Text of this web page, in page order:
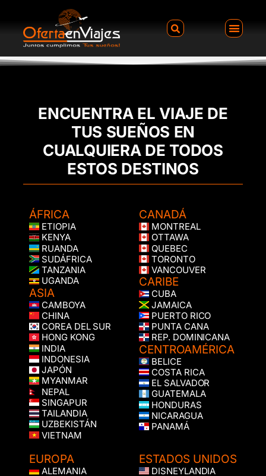
ENCUENTRA EL VIAJE DE
TUS SUEÑOS EN
CUALQUIERA DE TODOS
ESTOS DESTINOS
ÁFRICA
ETIOPIA
KENYA
RUANDA
SUDÁFRICA
TANZANIA
UGANDA
ASIA
CAMBOYA
CHINA
COREA DEL SUR
HONG KONG
INDIA
INDONESIA
JAPÓN
MYANMAR
NEPAL
SINGAPUR
TAILANDIA
UZBEKISTÁN
VIETNAM
CANADÁ
MONTREAL
OTTAWA
QUEBEC
TORONTO
VANCOUVER
CARIBE
CUBA
JAMAICA
PUERTO RICO
PUNTA CANA
REP. DOMINICANA
CENTROAMÉRICA
BELICE
COSTA RICA
EL SALVADOR
GUATEMALA
HONDURAS
NICARAGUA
PANAMÁ
EUROPA
ALEMANIA
ESTADOS UNIDOS
DISNEYLANDIA